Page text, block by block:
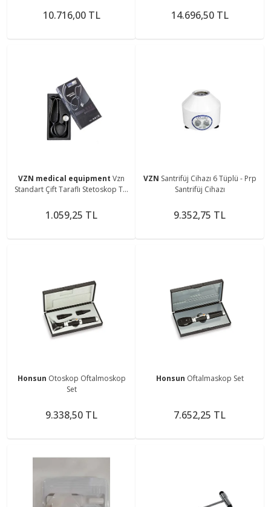
10.716,00 TL 14.696,50 TL
VZN medical equipment Vzn
Standart Çift Taraflı Stetoskop Ty-
1.059,25 TL
VZN Santrifüj Cihazı 6 Tüplü - Prp
Santrifüj Cihazı
9.352,75 TL
Honsun Otoskop Oftalmoskop
Set
9.338,50 TL
Honsun Oftalmaskop Set
7.652,25 TL